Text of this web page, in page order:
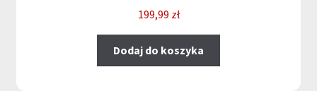
199,99 zł
Dodaj do koszyka